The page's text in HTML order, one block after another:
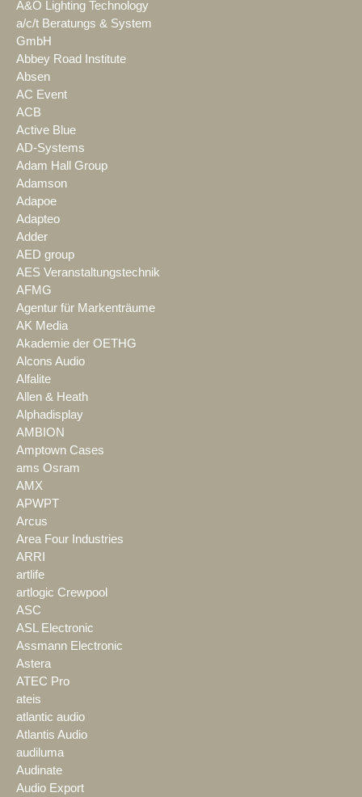
A&O Lighting Technology
a/c/t Beratungs & System
GmbH
Abbey Road Institute
Absen
AC Event
ACB
Active Blue
AD-Systems
Adam Hall Group
Adamson
Adapoe
Adapteo
Adder
AED group
AES Veranstaltungstechnik
AFMG
Agentur für Markenträume
AK Media
Akademie der OETHG
Alcons Audio
Alfalite
Allen & Heath
Alphadisplay
AMBION
Amptown Cases
ams Osram
AMX
APWPT
Arcus
Area Four Industries
ARRI
artlife
artlogic Crewpool
ASC
ASL Electronic
Assmann Electronic
Astera
ATEC Pro
ateis
atlantic audio
Atlantis Audio
audiluma
Audinate
Audio Export